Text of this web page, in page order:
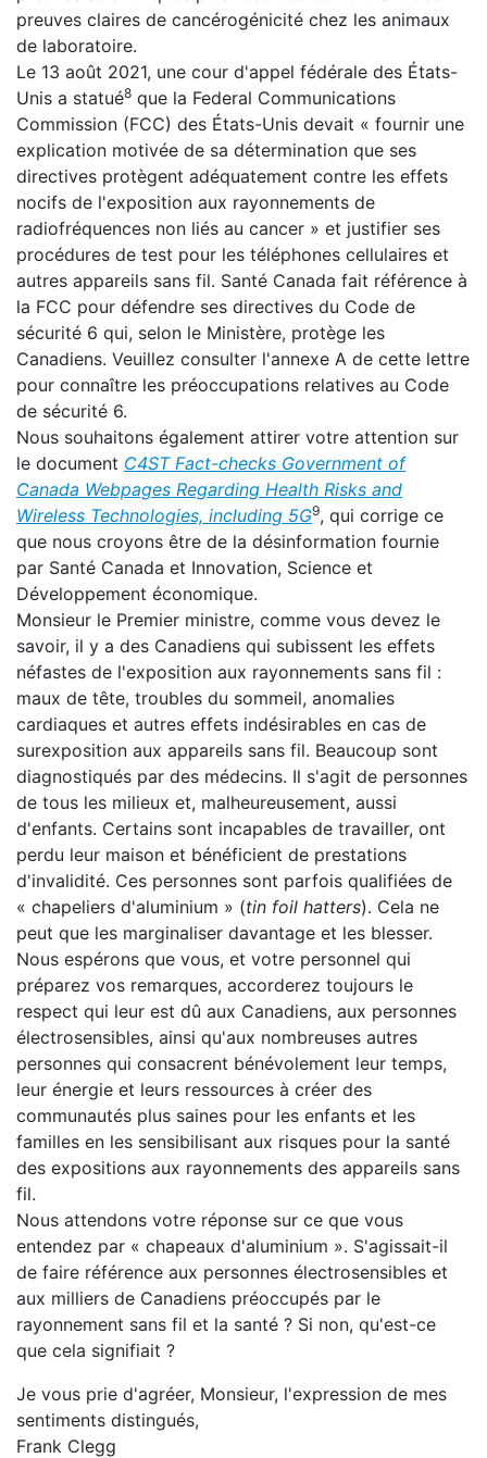
preuves claires de cancérogénicité chez les animaux
de laboratoire.
Le 13 août 2021, une cour d'appel fédérale des États-
Unis a statué8 que la Federal Communications
Commission (FCC) des États-Unis devait « fournir une
explication motivée de sa détermination que ses
directives protègent adéquatement contre les effets
nocifs de l'exposition aux rayonnements de
radiofréquences non liés au cancer » et justifier ses
procédures de test pour les téléphones cellulaires et
autres appareils sans fil. Santé Canada fait référence à
la FCC pour défendre ses directives du Code de
sécurité 6 qui, selon le Ministère, protège les
Canadiens. Veuillez consulter l'annexe A de cette lettre
pour connaître les préoccupations relatives au Code
de sécurité 6.
Nous souhaitons également attirer votre attention sur
le document C4ST Fact-checks Government of
Canada Webpages Regarding Health Risks and
Wireless Technologies, including 5G9, qui corrige ce
que nous croyons être de la désinformation fournie
par Santé Canada et Innovation, Science et
Développement économique.
Monsieur le Premier ministre, comme vous devez le
savoir, il y a des Canadiens qui subissent les effets
néfastes de l'exposition aux rayonnements sans fil :
maux de tête, troubles du sommeil, anomalies
cardiaques et autres effets indésirables en cas de
surexposition aux appareils sans fil. Beaucoup sont
diagnostiqués par des médecins. Il s'agit de personnes
de tous les milieux et, malheureusement, aussi
d'enfants. Certains sont incapables de travailler, ont
perdu leur maison et bénéficient de prestations
d'invalidité. Ces personnes sont parfois qualifiées de
« chapeliers d'aluminium » (tin foil hatters). Cela ne
peut que les marginaliser davantage et les blesser.
Nous espérons que vous, et votre personnel qui
préparez vos remarques, accorderez toujours le
respect qui leur est dû aux Canadiens, aux personnes
électrosensibles, ainsi qu'aux nombreuses autres
personnes qui consacrent bénévolement leur temps,
leur énergie et leurs ressources à créer des
communautés plus saines pour les enfants et les
familles en les sensibilisant aux risques pour la santé
des expositions aux rayonnements des appareils sans
fil.
Nous attendons votre réponse sur ce que vous
entendez par « chapeaux d'aluminium ». S'agissait-il
de faire référence aux personnes électrosensibles et
aux milliers de Canadiens préoccupés par le
rayonnement sans fil et la santé ? Si non, qu'est-ce
que cela signifiait ?
Je vous prie d'agréer, Monsieur, l'expression de mes
sentiments distingués,
Frank Clegg